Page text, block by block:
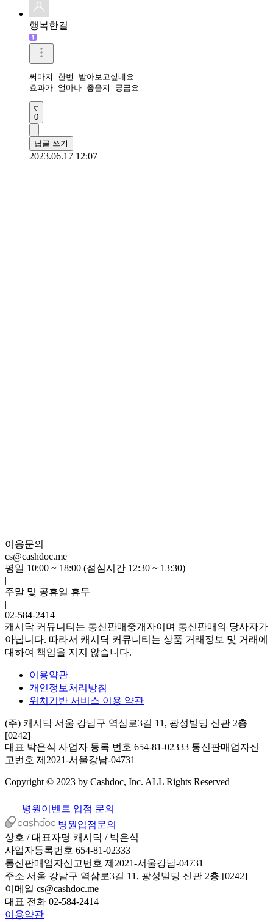
행복한걸
써마지 한번 받아보고싶네요
효과가 얼마나 좋을지 궁금요
0
답글 쓰기
2023.06.17 12:07
이용문의
cs@cashdoc.me
평일 10:00 ~ 18:00 (점심시간 12:30 ~ 13:30)
|
주말 및 공휴일 휴무
|
02-584-2414
캐시닥 커뮤니티는 통신판매중개자이며 통신판매의 당사자가
아닙니다. 따라서 캐시닥 커뮤니티는 상품 거래정보 및 거래에
대하여 책임을 지지 않습니다.
이용약관
개인정보처리방침
위치기반 서비스 이용 약관
(주) 캐시닥 서울 강남구 역삼로3길 11, 광성빌딩 신관 2층
[0242]
대표 박은식 사업자 등록 번호 654-81-02333 통신판매업자신
고번호 제2021-서울강남-04731
Copyright © 2023 by Cashdoc, Inc. ALL Rights Reserved
병원이벤트 입점 문의
병원입점문의
상호 / 대표자명 캐시닥 / 박은식
사업자등록번호 654-81-02333
통신판매업자신고번호 제2021-서울강남-04731
주소 서울 강남구 역삼로3길 11, 광성빌딩 신관 2층 [0242]
이메일 cs@cashdoc.me
대표 전화 02-584-2414
이용약관